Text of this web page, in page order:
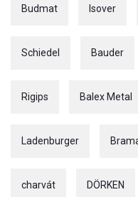
Budmat Isover
Schiedel Bauder
Rigips Balex Metal
Ladenburger
charvát DÖRKEN